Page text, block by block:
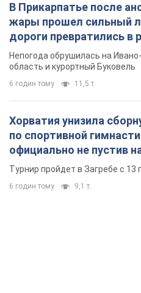
В Прикарпатье после
жары прошел сильный
дороги превратились в
Непогода обрушилась на
область и курортный Буковель
6 годин тому 11,5 т.
Хорватия унизила
по спортивной
официально не пустив
Европы основных
Турнир пройдет в Загребе с 13
6 годин тому 9,1 т.